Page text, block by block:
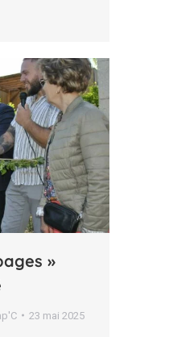
»
23 mai 2025